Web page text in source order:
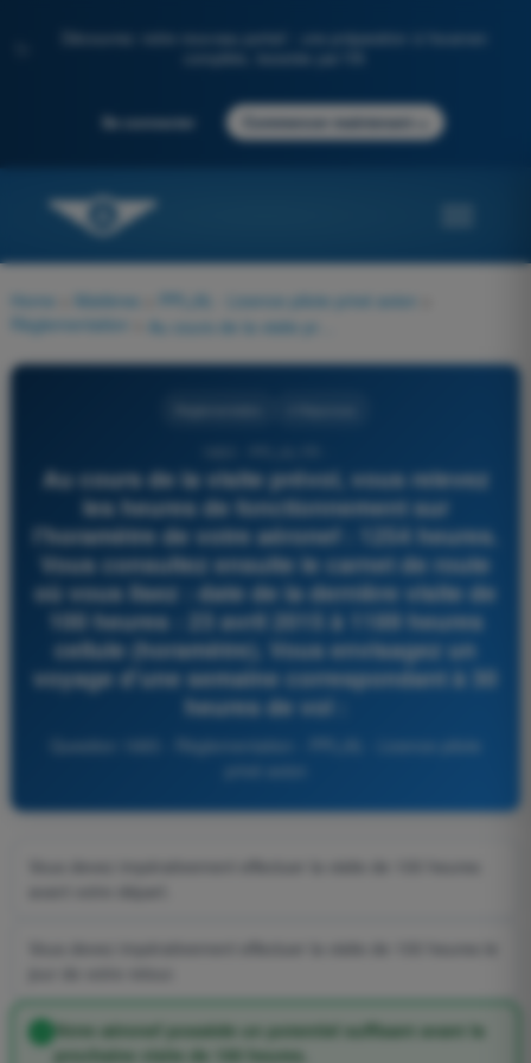
Découvrez notre nouveau portail : une préparation à l'examen
Se connecter Commencer maintenant
Home Matières PPL(A) - Licence pilote privé avion
Règlementation
Au cours de la visite prévol, vous relevez
les heures de fonctionnement sur
l'horamètre de votre aéronef : 1254 heures.
Vous consultez ensuite le carnet de route
où vous lisez : date de la dernière visite de
100 heures : 23 avril 2015 à 1189 heures
cellule (horamètre). Vous envisagez un
voyage d'une semaine correspondant à 30
heures de vol :
Votre aéronef possède un potentiel suffisant avant la
prochaine visite de 100 heures.